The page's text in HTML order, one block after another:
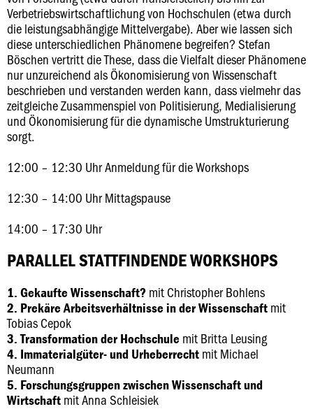
Verbetriebswirtschaftlichung von Hochschulen (etwa durch
die leistungsabhängige Mittelvergabe). Aber wie lassen sich
diese unterschiedlichen Phänomene begreifen? Stefan
Böschen vertritt die These, dass die Vielfalt dieser Phänomene
nur unzureichend als Ökonomisierung von Wissenschaft
beschrieben und verstanden werden kann, dass vielmehr das
zeitgleiche Zusammenspiel von Politisierung, Medialisierung
und Ökonomisierung für die dynamische Umstrukturierung
sorgt.
12:00 – 12:30 Uhr Anmeldung für die Workshops
12:30 – 14:00 Uhr Mittagspause
14:00 – 17:30 Uhr
PARALLEL STATTFINDENDE WORKSHOPS
1. Gekaufte Wissenschaft? mit Christopher Bohlens
2. Prekäre Arbeitsverhältnisse in der Wissenschaft mit
Tobias Cepok
3. Transformation der Hochschule mit Britta Leusing
4. Immaterialgüter- und Urheberrecht mit Michael
Neumann
5. Forschungsgruppen zwischen Wissenschaft und
Wirtschaft mit Anna Schleisiek